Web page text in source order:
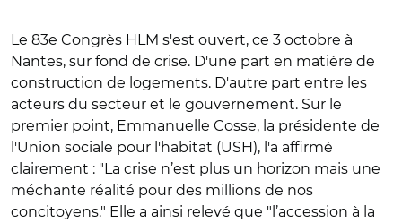
Le 83e Congrès HLM s'est ouvert, ce 3 octobre à
Nantes, sur fond de crise. D'une part en matière de
construction de logements. D'autre part entre les
acteurs du secteur et le gouvernement. Sur le
premier point, Emmanuelle Cosse, la présidente de
l'Union sociale pour l'habitat (USH), l'a affirmé
clairement : "La crise n’est plus un horizon mais une
méchante réalité pour des millions de nos
concitoyens." Elle a ainsi relevé que "l’accession à la